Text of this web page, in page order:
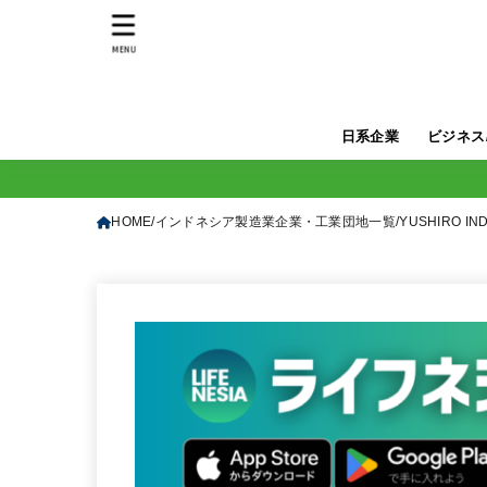
日系企業 ビジネ
MENU
HOME インドネシア製造業企業・工業団地一覧 YUSHIRO